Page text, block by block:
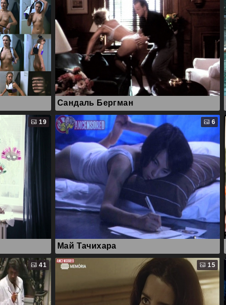
Сандаль Бергман
19 6
Май Тачихара
41 15